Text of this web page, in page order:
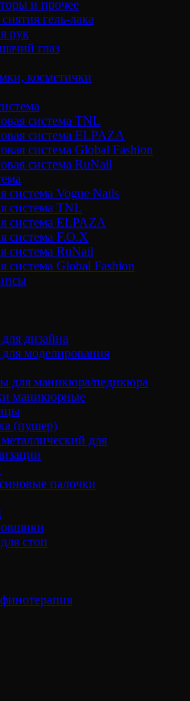
и прочее
гель-лака
рук
глаз
косметички
система TNL
система ELPAZA
система Global Fashion
система RuNail
система Vogue Nails
система TNL
система ELPAZA
система F.O.X
система RuNail
система Global Fashion
дизайна
моделирования
для маникюра/педикюра
маникюрные
(пушер)
для
палочки
стоп